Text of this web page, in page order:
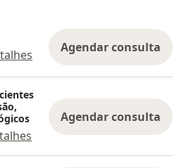
Agendar consulta
Agendar consulta